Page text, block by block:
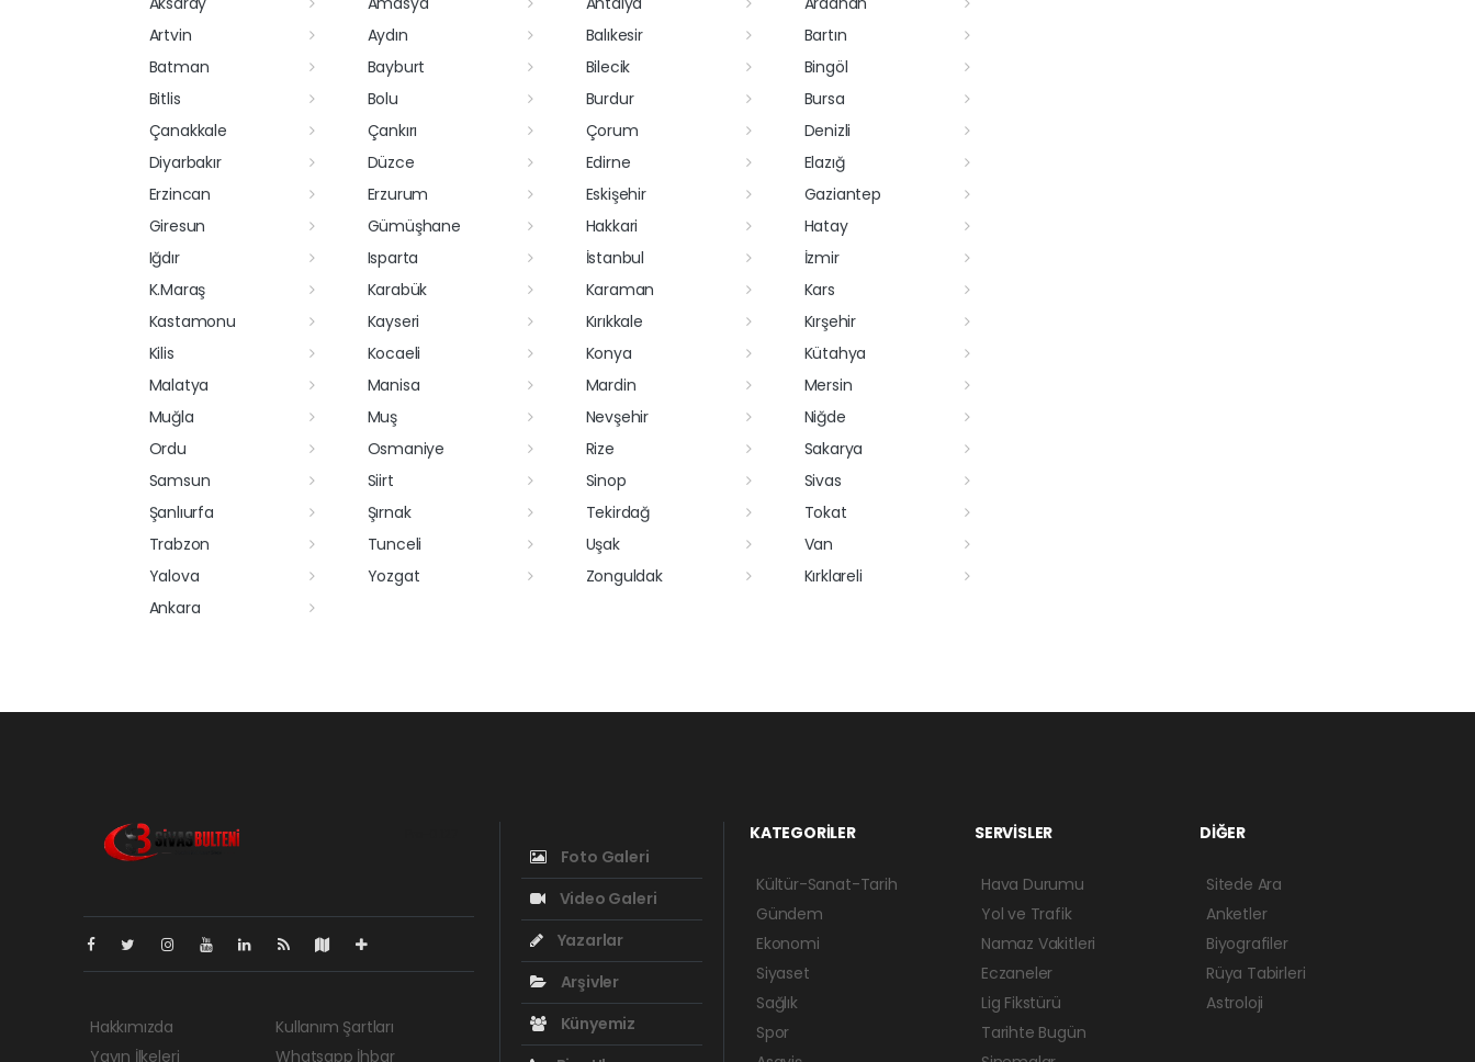
Artvin
Aydın Balıkesir
Bartın
Batman
Bayburt Bilecik
Bingöl
Bitlis
Bolu Burdur
Bursa
Çanakkale
Çankırı Çorum
Denizli
Diyarbakır
Düzce Edirne
Elazığ
Erzincan
Erzurum Eskişehir
Gaziantep
Giresun
Gümüşhane Hakkari
Hatay
Iğdır
Isparta İstanbul
İzmir
K.Maraş
Karabük Karaman
Kars
Kastamonu
Kayseri Kırıkkale
Kırşehir
Kilis
Kocaeli Konya
Kütahya
Malatya
Manisa Mardin
Mersin
Muğla
Muş Nevşehir
Niğde
Ordu
Osmaniye Rize
Sakarya
Samsun
Siirt Sinop
Sivas
Şanlıurfa
Şırnak Tekirdağ
Tokat
Trabzon
Tunceli Uşak
Van
Yalova
Yozgat Zonguldak
Kırklareli
Ankara
Hakkımızda
Yayın İlkeleri
Kullanım Şartları
Whatsapp İhbar
Foto Galeri
Video Galeri
Yazarlar
Arşivler
Künyemiz
KATEGORİLER
Kültür-Sanat-Tarih
Gündem
Ekonomi
Siyaset
Sağlık
Spor
SERVİSLER
Hava Durumu
Yol ve Trafik
Namaz Vakitleri
Eczaneler
Lig Fikstürü
Tarihte Bugün
DİĞER
Sitede Ara
Anketler
Biyografiler
Rüya Tabirleri
Astroloji